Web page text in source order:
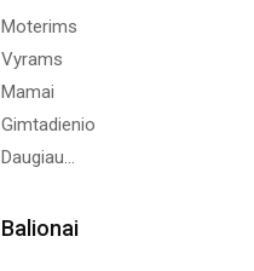
Moterims
Vyrams
Mamai
Gimtadienio
Daugiau...
Balionai